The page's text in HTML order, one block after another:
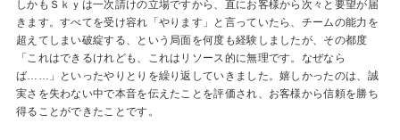
しかもＳｋｙは一次請けの立場ですから、直にお客様から次々と要望が届
きます。すべてを受け容れ「やります」と言っていたら、チームの能力を
超えてしまい破綻する、という局面を何度も経験しましたが、その都度
「これはできるけれども、これはリソース的に無理です。なぜなら
ば……」といったやりとりを繰り返していきました。嬉しかったのは、誠
実さを失わない中で本音を伝えたことを評価され、お客様から信頼を勝ち
得ることができたことです。